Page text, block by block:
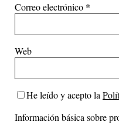
Correo electrónico *
Web
He leído y acepto la
Información básica sobre